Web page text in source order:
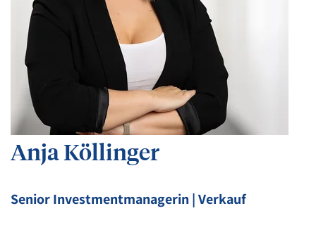
Anja Köllinger
Senior Investmentmanagerin | Verkauf